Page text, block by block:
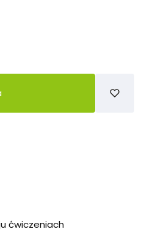
ćwiczeniach